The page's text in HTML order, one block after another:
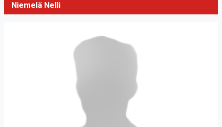
Niemelä Nelli